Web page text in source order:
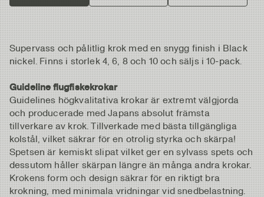
Supervass och pålitlig krok med en snygg finish i Black
nickel. Finns i storlek 4, 6, 8 och 10 och säljs i 10-pack.
Guideline flugfiskekrokar
Guidelines högkvalitativa krokar är extremt välgjorda
och producerade med Japans absolut främsta
tillverkare av krok. Tillverkade med bästa tillgängliga
kolstål, vilket säkrar för en otrolig styrka och skärpa!
Spetsen är kemiskt slipat vilket ger en sylvass spets och
dessutom håller skärpan längre än många andra krokar.
Krokens form och design säkrar för en riktigt bra
krokning, med minimala vridningar vid snedbelastning.